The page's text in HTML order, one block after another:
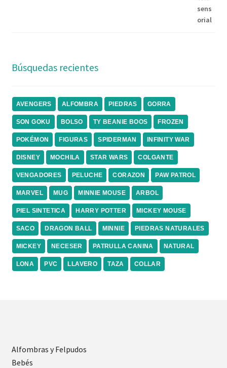
Búsquedas recientes
AVENGERS ALFOMBRA PIEDRAS GORRA
SON GOKU BOLSO TY BEANIE BOOS FROZEN
POKÉMON FIGURAS SPIDERMAN INFINITY WAR
DISNEY MOCHILA STAR WARS COLGANTE
VENGADORES PELUCHE CORAZON PAW PATROL
MARVEL MUG MINNIE MOUSE ARBOL
PIEL SINTETICA HARRY POTTER MICKEY MOUSE
SACO DRAGON BALL MINNIE PIEDRAS NATURALES
MICKEY NECESER PATRULLA CANINA NATURAL
LONA PVC LLAVERO TAZA COLLAR
Alfombras y Felpudos
Bebés